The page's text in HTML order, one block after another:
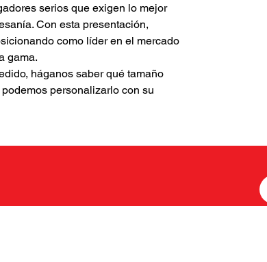
serios que exigen lo mejor
Con esta presentación,
como líder en el mercado
gama.
háganos saber qué tamaño
personalizarlo con su